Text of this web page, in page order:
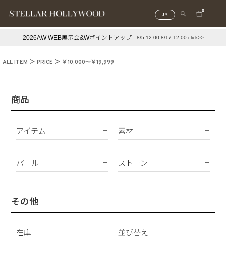
JA
0
#スタッフイチ押し（通勤パールアクセ）
2026AW WEB展示会&Wポイントアップ 8/5 12:00-8/17 12:00 click>>
ALL ITEM PRICE ￥10,000～￥19,999
商品
アイテム
イヤリング
ネックレス
リング
素材
K10
サージカルステンレス
パール
南洋真珠
シェルパール
ストーン
ジルコニア
その他
在庫 並び替え